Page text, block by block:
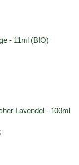
- 11ml (BIO)
Lavendel - 100ml